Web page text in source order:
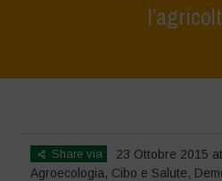
Share via
23 Ottobre 2015
Agroecologia, Cibo e Salute,